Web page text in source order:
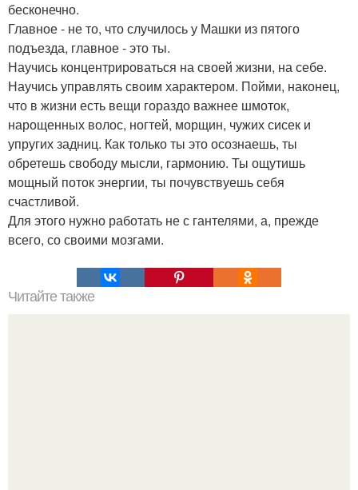
бесконечно.
Главное - не то, что случилось у Машки из пятого
подъезда, главное - это ты.
Научись концентрироваться на своей жизни, на себе.
Научись управлять своим характером. Пойми, наконец,
что в жизни есть вещи гораздо важнее шмоток,
нарощенных волос, ногтей, морщин, чужих сисек и
упругих задниц. Как только ты это осознаешь, ты
обретешь свободу мысли, гармонию. Ты ощутишь
мощный поток энергии, ты почувствуешь себя
счастливой.
Для этого нужно работать не с гантелями, а, прежде
всего, со своими мозгами.
Читайте также